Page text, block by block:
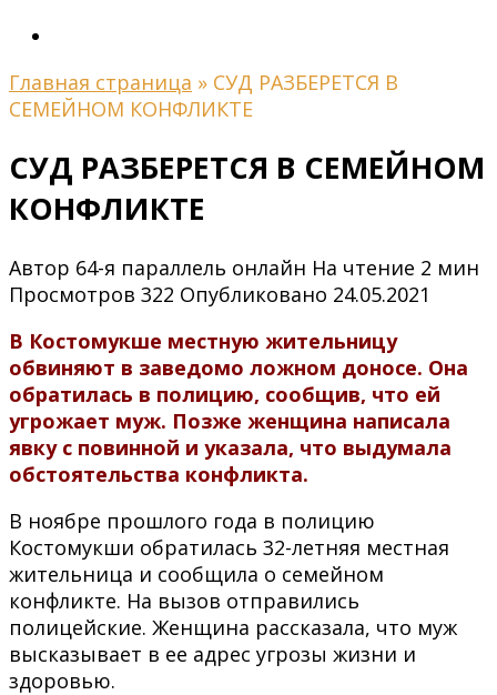
Главная страница » СУД РАЗБЕРЕТСЯ В
СЕМЕЙНОМ КОНФЛИКТЕ
СУД РАЗБЕРЕТСЯ В СЕМЕЙНОМ
КОНФЛИКТЕ
Автор 64-я параллель онлайн На чтение 2 мин
Просмотров 322 Опубликовано 24.05.2021
В Костомукше местную жительницу
обвиняют в заведомо ложном доносе. Она
обратилась в полицию, сообщив, что ей
угрожает муж. Позже женщина написала
явку с повинной и указала, что выдумала
обстоятельства конфликта.
В ноябре прошлого года в полицию
Костомукши обратилась 32-летняя местная
жительница и сообщила о семейном
конфликте. На вызов отправились
полицейские. Женщина рассказала, что муж
высказывает в ее адрес угрозы жизни и
здоровью.